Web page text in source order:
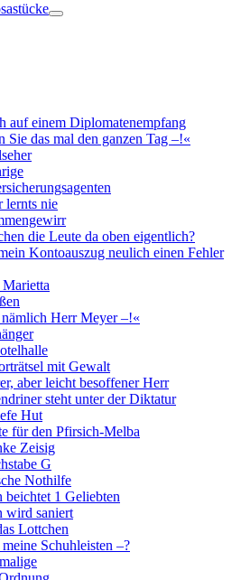
auf einem Diplomatenempfang
Sie das mal den ganzen Tag –!«
lernts nie
die Leute da oben eigentlich?
Kontoauszug neulich einen Fehler
nämlich Herr Meyer –!«
mit Gewalt
aber leicht besoffener Herr
steht unter der Diktatur
Hut
für den Pfirsich-Melba
Zeisig
G
Nothilfe
beichtet 1 Geliebten
wird saniert
Lottchen
Schuhleisten –?